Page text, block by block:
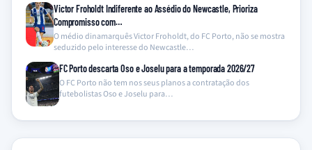
Victor Froholdt Indiferente ao Assédio do Newcastle, Prioriza
Compromisso com…
O médio dinamarquês Victor Froholdt, do FC Porto, não se mostra
seduzido pelo interesse do Newcastle…
FC Porto descarta Oso e Joselu para a temporada 2026/27
O FC Porto não tem nos seus planos a contratação dos
futebolistas Oso e Joselu para…